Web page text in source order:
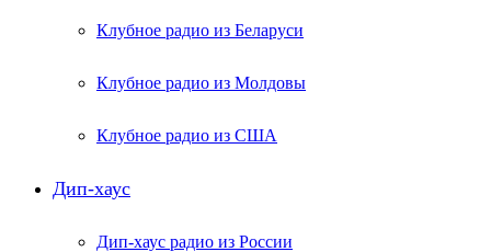
Клубное радио из Беларуси
Клубное радио из Молдовы
Клубное радио из США
Дип-хаус
Дип-хаус радио из России